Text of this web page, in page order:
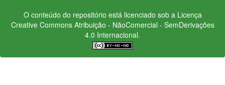
O conteúdo do repositório está licenciado sob a Licença
Creative CommonsAtribuição - NãoComercial - SemDerivações
4.0 Internacional.